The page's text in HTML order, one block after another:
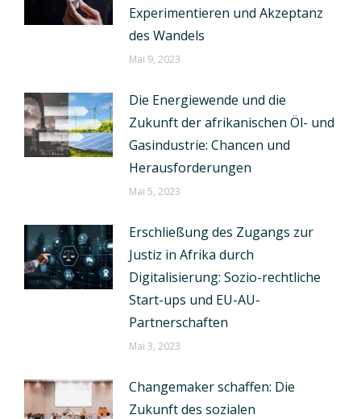
Experimentieren und Akzeptanz
des Wandels
Mai 9, 2023
Die Energiewende und die
Zukunft der afrikanischen Öl- und
Gasindustrie: Chancen und
Herausforderungen
Mai 5, 2023
Erschließung des Zugangs zur
Justiz in Afrika durch
Digitalisierung: Sozio-rechtliche
Start-ups und EU-AU-
Partnerschaften
Mai 3, 2023
Changemaker schaffen: Die
Zukunft des sozialen